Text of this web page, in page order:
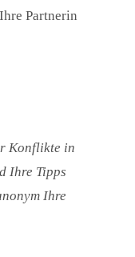
Partnerin
Konflikte in
Ihre Tipps
Ihre